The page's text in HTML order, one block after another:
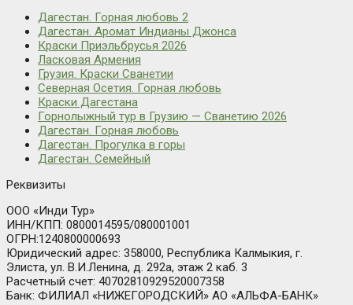
Дагестан. Горная любовь 2
Дагестан. Аромат Индианы Джонса
Краски Приэльбрусья 2026
Ласковая Армения
Грузия. Краски Сванетии
Северная Осетия. Горная любовь
Краски Дагестана
Горнолыжный тур в Грузию — Сванетию 2026
Дагестан. Горная любовь
Дагестан. Прогулка в горы
Дагестан. Семейный
Реквизиты
ООО «Инди Тур»
ИНН/КПП: 0800014595/080001001
ОГРН:1240800000693
Юридический адрес: 358000, Республика Калмыкия, г.
Элиста, ул. В.И.Ленина, д. 292а, этаж 2 каб. 3
Расчетный счет: 40702810929520007358
Банк: ФИЛИАЛ «НИЖЕГОРОДСКИЙ» АО «АЛЬФА-БАНК»